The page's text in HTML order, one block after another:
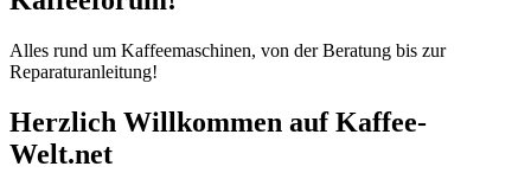
Alles rund um Kaffeemaschinen, von der Beratung bis zur
Reparaturanleitung!
Herzlich Willkommen auf Kaffee-
Welt.net